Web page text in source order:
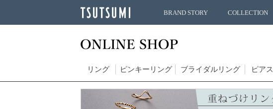
BRAND STORY COLLECTION
リング ピンキーリング ブライダルリング ピアス